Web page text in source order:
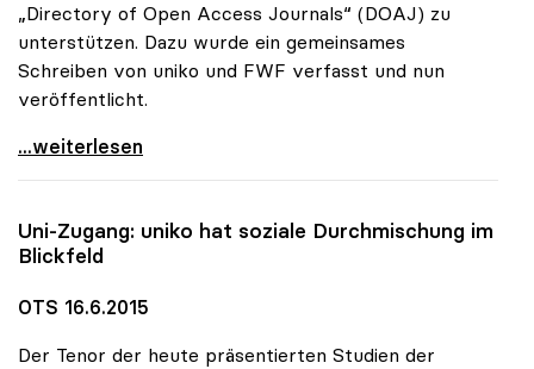
„Directory of Open Access Journals“ (DOAJ) zu
unterstützen. Dazu wurde ein gemeinsames
Schreiben von uniko und FWF verfasst und nun
veröffentlicht.
uniko und FWF empfehlen Unterstützung des
...weiterlesen
Uni-Zugang: uniko hat soziale Durchmischung im
Blickfeld
OTS 16.6.2015
Der Tenor der heute präsentierten Studien der